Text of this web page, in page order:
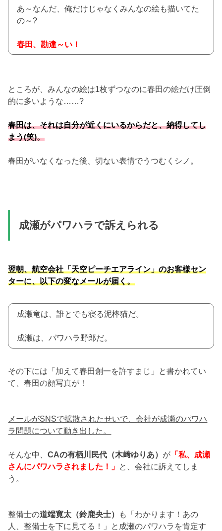
あ～なんだ、俺だけじゃなくみんなの絵も描いてた
の～?
春田、勘違～い！
ところが、みんなの絵は1枚ずつなのに春田の絵だけ圧倒
的に多いような……?
春田は、それは自分が近くにいるからだと、納得してし
まう(笑)。
春田がいなくなった後、切ない表情でうつむくシノ。
成瀬がパワハラで訴えられる
翌朝、航空会社「天空ピーチエアライン」のお客様セン
ターに、以下の変なメールが届く。
成瀬竜は、誰とでも寝る泥棒猫だ。
成瀬は、パワハラ野郎だ。
その下には「加えて春田創一を許すまじ」と書かれてい
て、春田の顔写真が！
メールがSNSで拡散されたせいで、会社が成瀬のパワハ
ラ問題について動き出した。
そんな中、CAの有栖川民代（木﨑ゆりあ） が 「私、成瀬
さんにパワハラされました！」 と、会社に訴えてしま
う。
整備士の道端寛太（鈴鹿央士）
も「わかります！あの
人、整備士を下に見てる！」と成瀬のパワハラを肯定す